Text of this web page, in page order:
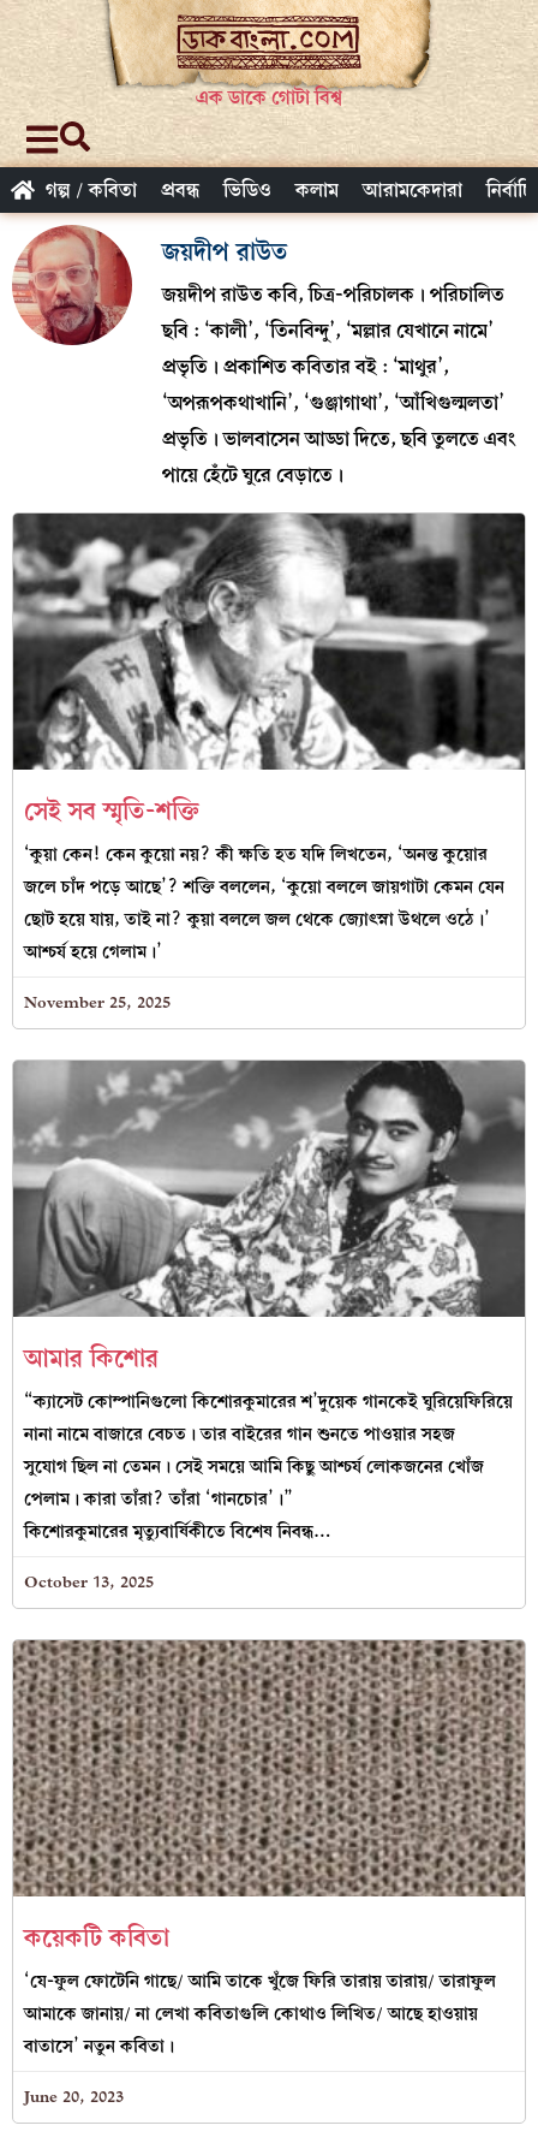
এক ডাকে গোটা বিশ্ব
গল্প / কবিতা প্রবন্ধ ভিডিও কলাম আরামকেদারা
জয়দীপ রাউত
জয়দীপ রাউত কবি, চিত্র-পরিচালক। পরিচালিত
ছবি : ‘কালী’, ‘তিনবিন্দু’, ‘মল্লার যেখানে নামে’
প্রভৃতি। প্রকাশিত কবিতার বই : ‘মাথুর’,
‘অপরূপকথাখানি’, ‘গুঞ্জাগাথা’, ‘আঁখিগুল্মলতা’
প্রভৃতি। ভালবাসেন আড্ডা দিতে, ছবি তুলতে এবং
পায়ে হেঁটে ঘুরে বেড়াতে।
সেই সব স্মৃতি-শক্তি
‘কুয়া কেন! কেন কুয়ো নয়? কী ক্ষতি হত যদি লিখতেন, ‘অনন্ত কুয়োর
জলে চাঁদ পড়ে আছে’? শক্তি বললেন, ‘কুয়ো বললে জায়গাটা কেমন যেন
ছোট হয়ে যায়, তাই না? কুয়া বললে জল থেকে জ্যোৎস্না উথলে ওঠে।’
আশ্চর্য হয়ে গেলাম।’
November 25, 2025
আমার কিশোর
“ক্যাসেট কোম্পানিগুলো কিশোরকুমারের শ’দুয়েক গানকেই ঘুরিয়েফিরিয়ে
নানা নামে বাজারে বেচত। তার বাইরের গান শুনতে পাওয়ার সহজ
সুযোগ ছিল না তেমন। সেই সময়ে আমি কিছু আশ্চর্য লোকজনের খোঁজ
পেলাম। কারা তাঁরা? তাঁরা ‘গানচোর’।”
কিশোরকুমারের মৃত্যুবার্ষিকীতে বিশেষ নিবন্ধ…
October 13, 2025
কয়েকটি কবিতা
‘যে-ফুল ফোটেনি গাছে/ আমি তাকে খুঁজে ফিরি তারায় তারায়/ তারাফুল
আমাকে জানায়/ না লেখা কবিতাগুলি কোথাও লিখিত/ আছে হাওয়ায়
বাতাসে’ নতুন কবিতা।
June 20, 2023